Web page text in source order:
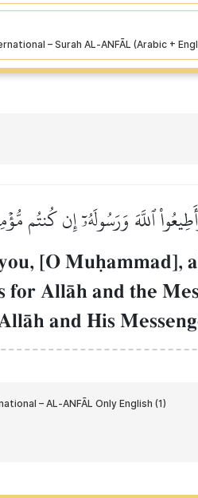
ٱللَّهَ وَرَسُولَهُۥٓ إِن كُنتُم
[O Muúammad],
for AllŒh and the
and His